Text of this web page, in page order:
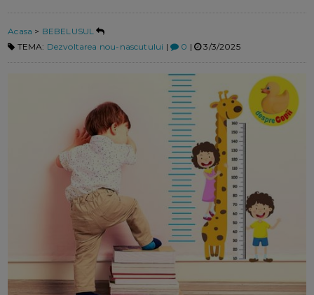
Acasa > BEBELUSUL
TEMA: Dezvoltarea nou-nascutului | 0 | 3/3/2025